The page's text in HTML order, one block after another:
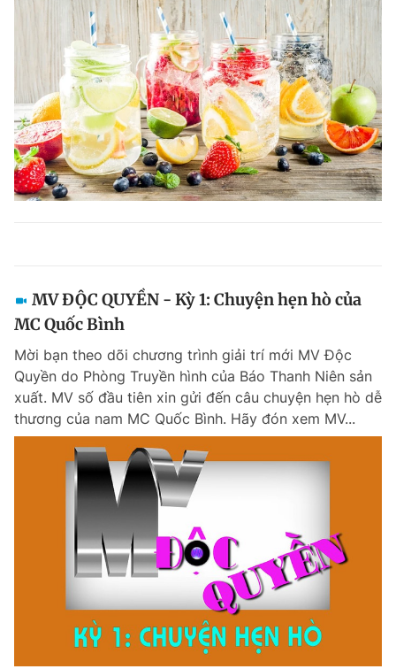
MV ĐỘC QUYỀN - Kỳ 1: Chuyện hẹn hò của
MC Quốc Bình
Mời bạn theo dõi chương trình giải trí mới MV Độc
Quyền do Phòng Truyền hình của Báo Thanh Niên sản
xuất. MV số đầu tiên xin gửi đến câu chuyện hẹn hò dễ
thương của nam MC Quốc Bình. Hãy đón xem MV...